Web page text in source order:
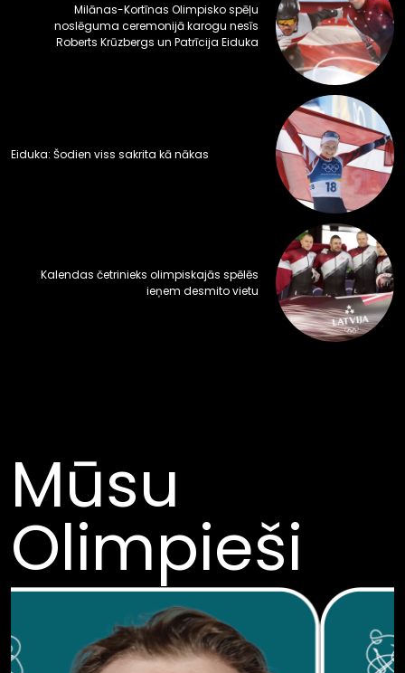
Milānas-Kortīnas Olimpisko spēļu
noslēguma ceremonijā karogu nesīs
Roberts Krūzbergs un Patrīcija Eiduka
Eiduka: Šodien viss sakrita kā nākas
Kalendas četrinieks olimpiskajās spēlēs
ieņem desmito vietu
Mūsu
Olimpieši